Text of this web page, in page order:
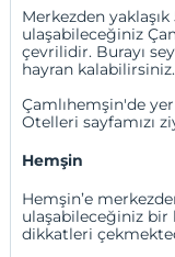
Merkezden
ulaşabileceğiniz
çevrilidir. Burayı
hayran kalabilirsiniz.
Çamlıhemşin'de
Otelleri sayfamızı
Hemşin
Hemşin’e
ulaşabileceğiniz bir
dikkatleri